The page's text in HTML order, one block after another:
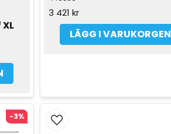
3 421 kr
LÄGG I VARUKORGEN
-3%